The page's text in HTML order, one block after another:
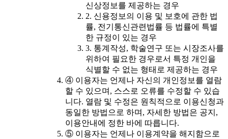
신상정보를 제공하는 경우
2. 신용정보의 이용 및 보호에 관한 법
률, 전기통신관련법률 등 법률에 특별
한 규정이 있는 경우
3. 통계작성, 학술연구 또는 시장조사를
위하여 필요한 경우로서 특정 개인을
식별할 수 없는 형태로 제공하는 경우
④ 이용자는 언제나 자신의 개인정보를 열람
할 수 있으며, 스스로 오류를 수정할 수 있습
니다. 열람 및 수정은 원칙적으로 이용신청과
동일한 방법으로 하며, 자세한 방법은 공지,
이용안내에 정한 바에 따릅니다.
⑤ 이용자는 언제나 이용계약을 해지함으로